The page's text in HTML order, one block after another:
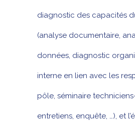
diagnostic des capacités
(analyse documentaire,
données, diagnostic
interne en lien avec les
pôle, séminaire
entretiens, enquête, …), et